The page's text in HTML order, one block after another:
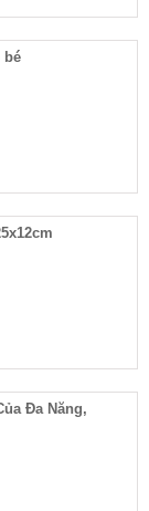
bé
Đa Năng,